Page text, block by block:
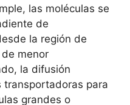
⁤las moléculas ‌se
de
la ​región de
menor
la⁢ difusión
para‌
grandes o